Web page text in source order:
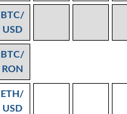
BTC/
USD
BTC/
RON
ETH/
USD